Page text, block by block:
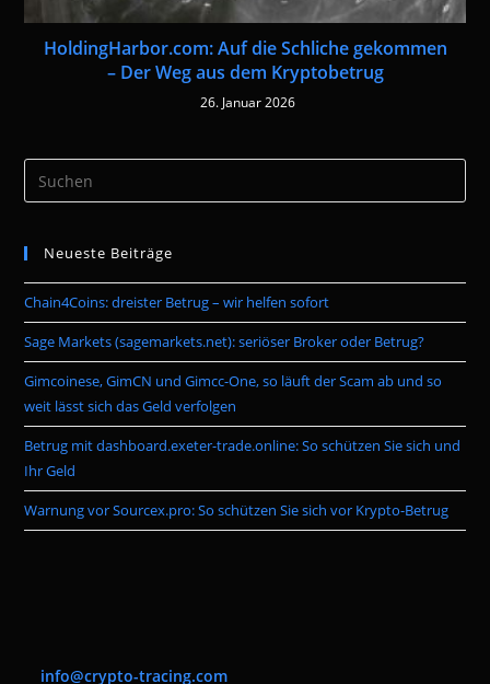
HoldingHarbor.com: Auf die Schliche gekommen
– Der Weg aus dem Kryptobetrug
26. Januar 2026
the
Neueste Beiträge
Chain4Coins: dreister Betrug – wir helfen sofort
Sage Markets (sagemarkets.net): seriöser Broker oder Betrug?
Gimcoinese, GimCN und Gimcc-One, so läuft der Scam ab und so
weit lässt sich das Geld verfolgen
Betrug mit dashboard.exeter-trade.online: So schützen Sie sich und
Ihr Geld
Warnung vor Sourcex.pro: So schützen Sie sich vor Krypto-Betrug
info@crypto-tracing.com